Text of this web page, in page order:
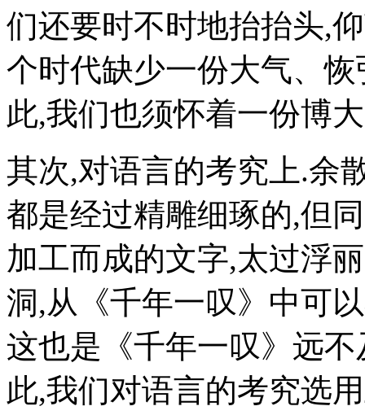
们还要时不时地抬抬头,
个时代缺少一份大气、
此,我们也须怀着一份博
其次,对语言的考究上.余
都是经过精雕细琢的,但
加工而成的文字,太过浮
洞,从《千年一叹》中可
这也是《千年一叹》远
此,我们对语言的考究选